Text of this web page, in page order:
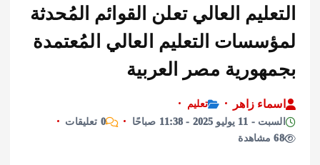
التحرير:مني أمين
العالي تعلن القوائم المُحدثة
التعليم العالي المُعتمدة
مصر العربية
زاهر
تعليم
0 تعليقات